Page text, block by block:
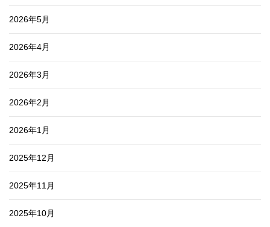
2026年5月
2026年4月
2026年3月
2026年2月
2026年1月
2025年12月
2025年11月
2025年10月